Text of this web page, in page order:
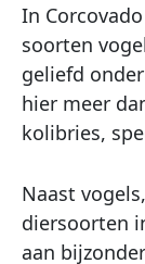
In
soorten
geliefd
hier meer
kolibries,
Naast
diersoorten
aan